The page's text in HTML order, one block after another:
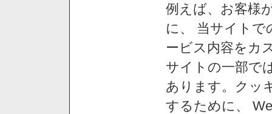
例えば、お客様
に、 当サイトで
ービス内容をカ
サイトの一部で
あります。クッ
するために、